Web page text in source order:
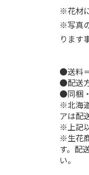
※花材
※写真
ります
●送料
●配送
●同梱
※北海
アは配
※上記
※生花
す。配
い。